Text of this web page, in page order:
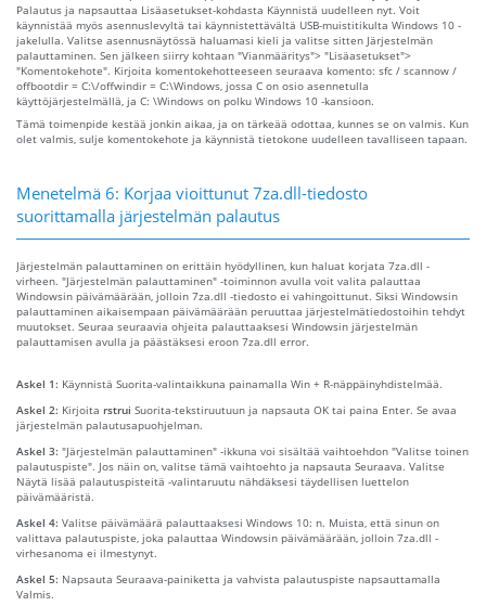
Palautus ja napsauttaa Lisäasetukset-kohdasta Käynnistä uudelleen nyt. Voit
käynnistää myös asennuslevyltä tai käynnistettävältä USB-muistitikulta Windows 10 -
jakelulla. Valitse asennusnäytössä haluamasi kieli ja valitse sitten Järjestelmän
palauttaminen. Sen jälkeen siirry kohtaan "Vianmääritys"> "Lisäasetukset">
"Komentokehote". Kirjoita komentokehotteeseen seuraava komento: sfc / scannow /
offbootdir = C:\/offwindir = C:\Windows, jossa C on osio asennetulla
käyttöjärjestelmällä, ja C: \Windows on polku Windows 10 -kansioon.
Tämä toimenpide kestää jonkin aikaa, ja on tärkeää odottaa, kunnes se on valmis. Kun
olet valmis, sulje komentokehote ja käynnistä tietokone uudelleen tavalliseen tapaan.
Menetelmä 6: Korjaa vioittunut 7za.dll-tiedosto
suorittamalla järjestelmän palautus
Järjestelmän palauttaminen on erittäin hyödyllinen, kun haluat korjata 7za.dll -
virheen. "Järjestelmän palauttaminen" -toiminnon avulla voit valita palauttaa
Windowsin päivämäärään, jolloin 7za.dll -tiedosto ei vahingoittunut. Siksi Windowsin
palauttaminen aikaisempaan päivämäärään peruuttaa järjestelmätiedostoihin tehdyt
muutokset. Seuraa seuraavia ohjeita palauttaaksesi Windowsin järjestelmän
palauttamisen avulla ja päästäksesi eroon 7za.dll error.
Askel 1: Käynnistä Suorita-valintaikkuna painamalla Win + R-näppäinyhdistelmää.
Askel 2: Kirjoita rstrui Suorita-tekstiruutuun ja napsauta OK tai paina Enter. Se avaa
järjestelmän palautusapuohjelman.
Askel 3: "Järjestelmän palauttaminen" -ikkuna voi sisältää vaihtoehdon "Valitse toinen
palautuspiste". Jos näin on, valitse tämä vaihtoehto ja napsauta Seuraava. Valitse
Näytä lisää palautuspisteitä -valintaruutu nähdäksesi täydellisen luettelon
päivämääristä.
Askel 4: Valitse päivämäärä palauttaaksesi Windows 10: n. Muista, että sinun on
valittava palautuspiste, joka palauttaa Windowsin päivämäärään, jolloin 7za.dll -
virhesanoma ei ilmestynyt.
Askel 5: Napsauta Seuraava-painiketta ja vahvista palautuspiste napsauttamalla
Valmis.